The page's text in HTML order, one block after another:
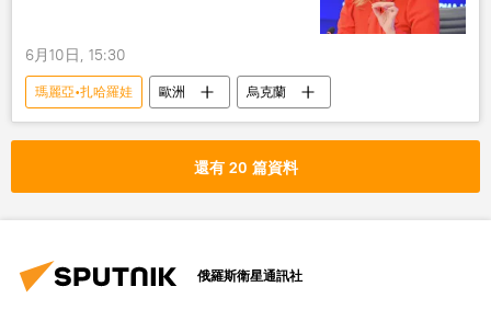
6月10日, 15:30
瑪麗亞•扎哈羅娃 歐洲 烏克蘭
還有 20 篇資料
俄羅斯衛星通訊社